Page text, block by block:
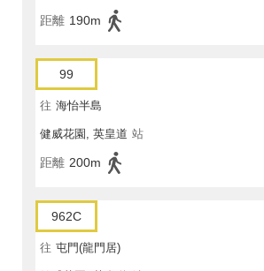
距離 190m
99
往 海怡半島
健威花園, 英皇道 站
距離 200m
962C
往 屯門(龍門居)